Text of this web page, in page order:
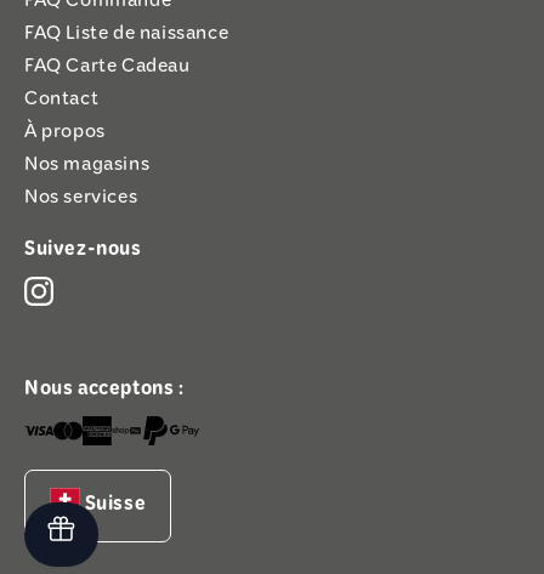
FAQ Liste de naissance
FAQ Carte Cadeau
Contact
À propos
Nos magasins
Nos services
Suivez-nous
Nous acceptons :
Suisse